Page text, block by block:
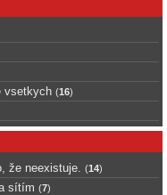
vsetkych (16)
že neexistuje. (14)
sítím (7)